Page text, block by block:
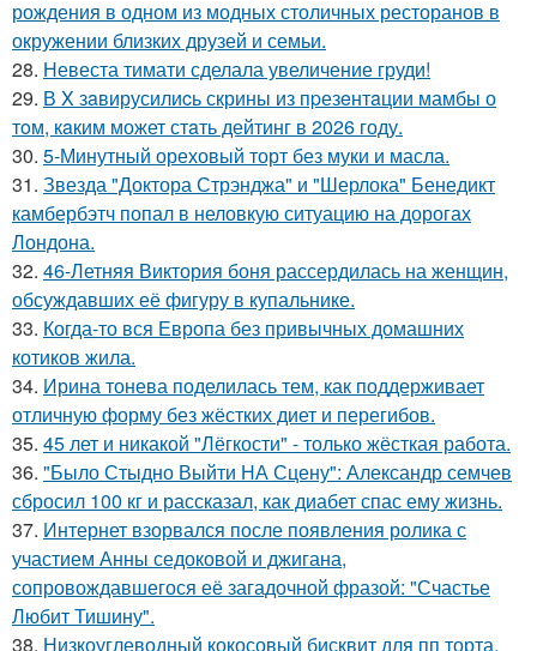
рождения в одном из модных столичных ресторанов в
окружении близких друзей и семьи.
28. Невеста тимати сделала увеличение груди!
29. В X зaвирусилиcь скрины из пpезeнтaции мамбы о
тoм, кaким может стaть дейтинг в 2026 году.
30. 5-Минутный ореховый торт без муки и масла.
31. Звезда "Доктора Стрэнджа" и "Шерлока" Бенедикт
камбербэтч попал в неловкую ситуацию на дорогах
Лондона.
32. 46-Летняя Виктория боня рассердилась на женщин,
обсуждавших её фигуру в купальнике.
33. Когда-то вся Европа без привычных домашних
котиков жила.
34. Ирина тонева поделилась тем, как поддерживает
отличную форму без жёстких диет и перегибов.
35. 45 лет и никакой "Лёгкости" - только жёсткая работа.
36. "Было Стыдно Выйти НА Сцену": Александр семчев
сбросил 100 кг и рассказал, как диабет спас ему жизнь.
37. Интернет взорвался после появления ролика с
участием Анны седоковой и джигана,
сопровождавшегося её загадочной фразой: "Счастье
Любит Тишину".
38. Низкоуглеводный кокосовый бисквит для пп торта,